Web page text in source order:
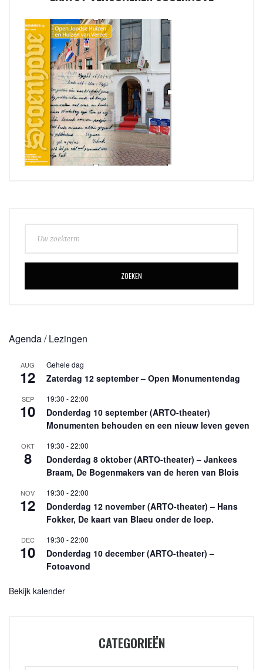
ZOEKEN
Agenda / Lezingen
AUG
12
Gehele dag
Zaterdag 12 september – Open Monumentendag
SEP
10
19:30 -22:00
Donderdag 10 september (ARTO-theater)
Monumenten behouden en een nieuw leven geven
OKT
8
19:30 -22:00
Donderdag 8 oktober (ARTO-theater) – Jankees
Braam, De Bogenmakers van de heren van Blois
NOV
12
19:30 -22:00
Donderdag 12 november (ARTO-theater) – Hans
Fokker, De kaart van Blaeu onder de loep.
DEC
10
19:30 -22:00
Donderdag 10 december (ARTO-theater) –
Fotoavond
Bekijk kalender
CATEGORIEËN